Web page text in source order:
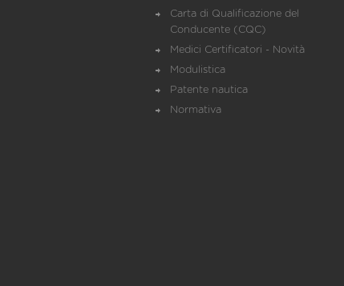
Carta di Qualificazione del
Conducente (CQC)
Medici Certificatori - Novità
Modulistica
Patente nautica
Normativa